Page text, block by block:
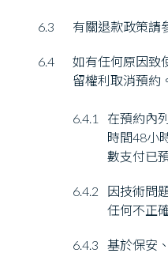
6.3 有關退款政策請
6.4
如有任何原因致
留權利取消預約
6.4.1
在預約內
時間48小
數支付已
6.4.2
因技術問
任何不正
6.4.3
基於保安